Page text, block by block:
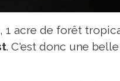
acre de forêt
. C'est donc une